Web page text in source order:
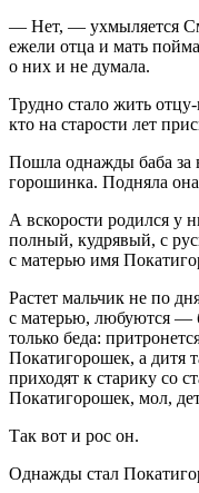
— Нет, — ухмыляется
ежели отца и мать
о них и не думала.
Трудно стало жить
кто на старости лет
Пошла однажды баба за
горошинка. Подняла
А вскорости родился у
полный, кудрявый, с
с матерью имя
Растет мальчик не по
с матерью, любуются —
только беда:
Покатигорошек, а дитя
приходят к старику со
Покатигорошек, мол,
Так вот и рос он.
Однажды стал